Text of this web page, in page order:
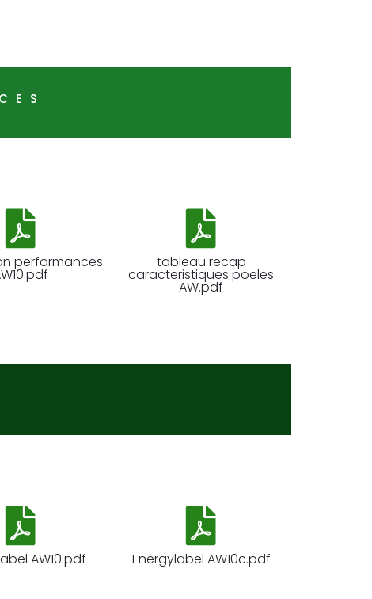
performances tableau recap
caracteristiques poeles
AW.pdf
AW10.pdf Energylabel AW10c.pdf